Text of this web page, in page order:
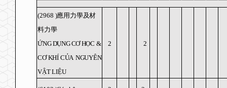
(2968 )應用力學及材
料力學
ỨNG DỤNG CƠHỌC & 2
2
CƠKHÍ CỦA NGUYÊN
VẬT LIỆU